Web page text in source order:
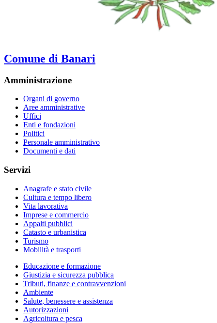
Comune di Banari
Amministrazione
Organi di governo
Aree amministrative
Uffici
Enti e fondazioni
Politici
Personale amministrativo
Documenti e dati
Servizi
Anagrafe e stato civile
Cultura e tempo libero
Vita lavorativa
Imprese e commercio
Appalti pubblici
Catasto e urbanistica
Turismo
Mobilità e trasporti
Educazione e formazione
Giustizia e sicurezza pubblica
Tributi, finanze e contravvenzioni
Ambiente
Salute, benessere e assistenza
Autorizzazioni
Agricoltura e pesca